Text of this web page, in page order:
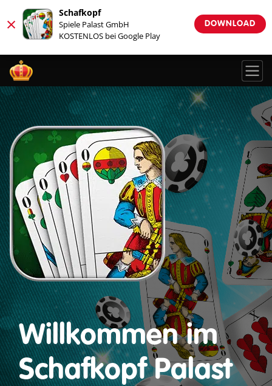
× Schafkopf
Spiele Palast GmbH
KOSTENLOS bei Google Play
DOWNLOAD
Willkommen im
Schafkopf Palast